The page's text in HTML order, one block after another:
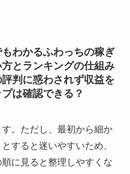
わかるふわっちの稼ぎ
とランキングの仕組み
判に惑わされず収益を
は確認できる？
。ただし、最初から細か
すると迷いやすいため、
に見ると整理しやすくな